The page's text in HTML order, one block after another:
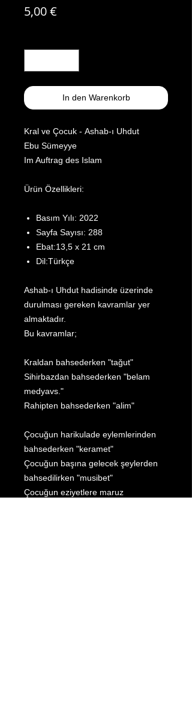
5,00 €
In den Warenkorb
Kral ve Çocuk - Ashab-ı Uhdut
Ebu Sümeyye
Im Auftrag des Islam
Ürün Özellikleri:
Basım Yılı: 2022
Sayfa Sayısı: 288
Ebat:13,5 x 21 cm
Dil:Türkçe
Ashab-ı Uhdut hadisinde üzerinde
durulması gereken kavramlar yer
almaktadır.
Bu kavramlar;
Kraldan bahsederken "tağut"
Sihirbazdan bahsederken "belam
medyavs."
Rahipten bahsederken "alim"
Çocuğun harikulade eylemlerinden
bahsederken "keramet"
Çocuğun başına gelecek şeylerden
bahsedilirken "musibet"
Çocuğun eziyetlere maruz